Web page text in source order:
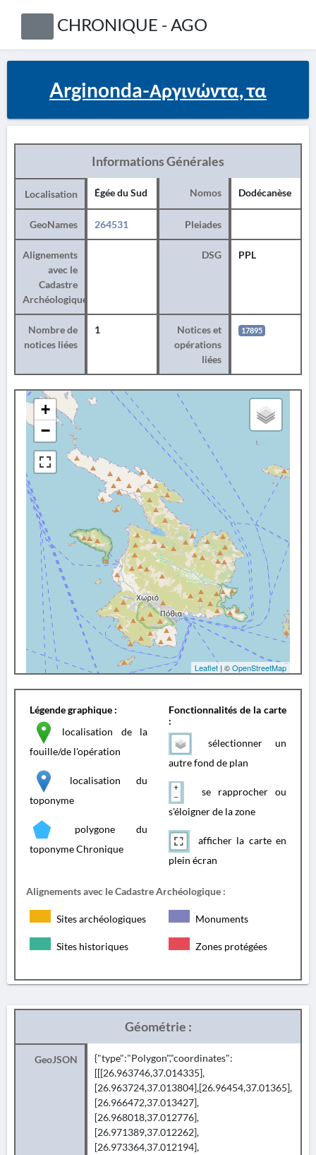
CHRONIQUE - AGO
Arginonda-Αργινώντα, τα
Informations Générales
Localisation Égée du Sud Nomos Dodécanèse
GeoNames 264531 Pleiades
Alignements
avec le
Cadastre
Archéologique
DSG PPL
Nombre de
notices liées
1
Notices et
opérations
liées
17895
+
−
Leaflet | ©OpenStreetMap
Légende graphique :
localisation de la
fouille/de l'opération
localisation du
toponyme
polygone du
toponyme Chronique
Fonctionnalités de la carte
:
sélectionner un
autre fond de plan
se rapprocher ou
s'éloigner de la zone
afficher la carte en
plein écran
Alignements avec le Cadastre Archéologique :
Sites archéologiques Monuments
Sites historiques Zones protégées
Géométrie :
GeoJSON
{"type":"Polygon","coordinates":
[[[26.963746,37.014335],
[26.963724,37.013804],[26.96454,37.01365],
[26.966472,37.013427],
[26.968018,37.012776],
[26.971389,37.012262],
[26.973364,37.012194],